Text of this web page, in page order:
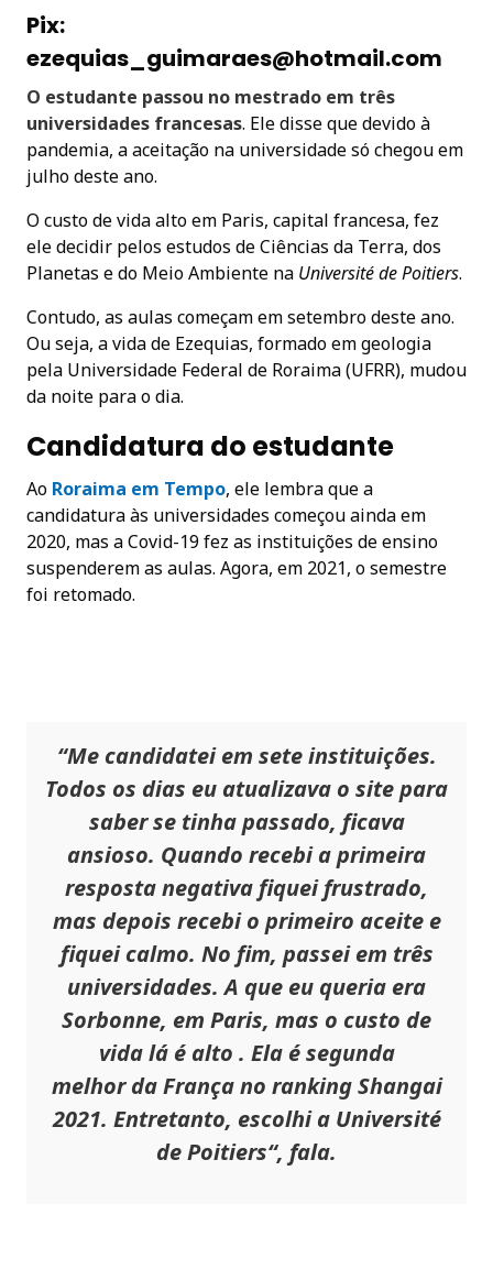
Pix:
ezequias_guimaraes@hotmail.com
O estudante passou no mestrado em três
universidades francesas. Ele disse que devido à
pandemia, a aceitação na universidade só chegou em
julho deste ano.
O custo de vida alto em Paris, capital francesa, fez
ele decidir pelos estudos de Ciências da Terra, dos
Planetas e do Meio Ambiente na Université de Poitiers.
Contudo, as aulas começam em setembro deste ano.
Ou seja, a vida de Ezequias, formado em geologia
pela Universidade Federal de Roraima (UFRR), mudou
da noite para o dia.
Candidatura do estudante
Ao Roraima em Tempo, ele lembra que a
candidatura às universidades começou ainda em
2020, mas a Covid-19 fez as instituições de ensino
suspenderem as aulas. Agora, em 2021, o semestre
foi retomado.
“Me candidatei em sete instituições.
Todos os dias eu atualizava o site para
saber se tinha passado, ficava
ansioso. Quando recebi a primeira
resposta negativa fiquei frustrado,
mas depois recebi o primeiro aceite e
fiquei calmo. No fim, passei em três
universidades. A que eu queria era
Sorbonne, em Paris, mas o custo de
vida lá é alto . Ela é segunda
melhor da França no ranking Shangai
2021. Entretanto, escolhi a Université
de Poitiers“, fala.